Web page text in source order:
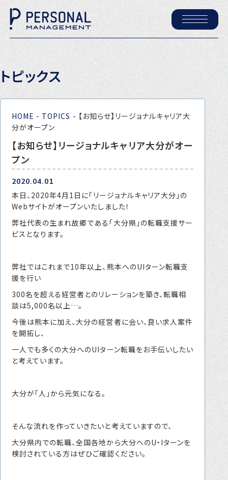
ホーム
パーソナル・マネジメントについて
会社概要
採用情報
ニュース
転職をお考えの方へ
転職者の声
４つの特長で解決
プライバシーポリシー
トピックス
HOME - TOPICS - 【お知らせ】リージョナルキャリア大
分がオープン
【お知らせ】リージョナルキャリア大分がオー
プン
2020.04.01
本日、2020年4月1日に「リージョナルキャリア大分」の
Webサイトがオープンいたしました！
弊社代表の生まれ故郷である「大分県」の転職支援サー
ビスとなります。
弊社ではこれまで10年以上、熊本へのUIターン転職支
援を行い
300名を超える経営者とのリレーションを築き、転職相
談は5,000名以上…。
今後は熊本に加え、大分の経営者に会い、良い求人案件
を開拓し、
一人でも多くの大分へのUIターン転職をお手伝いしたい
と考えています。
大分が「人」から元気になる。
そんな流れを作っていきたいと考えていますので、
大分県内での転職、全国各地から大分へのU・Iターンを
検討されている方はぜひご確認ください。